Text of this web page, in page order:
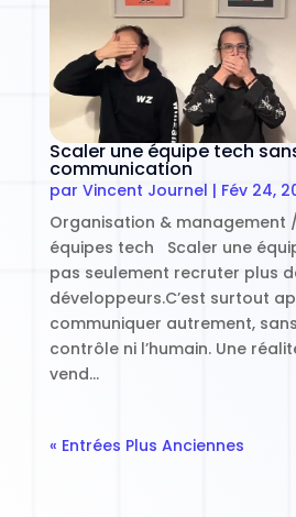
Scaler une équipe tech
communication
par Vincent Journel | Fév 24,
Organisation & management
équipes tech Scaler une
pas seulement recruter plus
développeurs.C’est surtout
communiquer autrement,
contrôle ni l’humain. Une
vend…
« Entrées Plus Anciennes